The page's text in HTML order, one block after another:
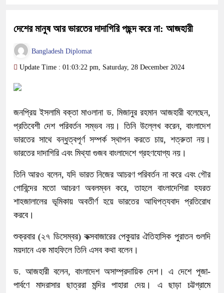
দেশের মানুষ আর ভারতের দাদাগিরি পছন্দ করে না: আজহারী
Bangladesh Diplomat
Update Time : 01:03:22 pm, Saturday, 28 December 2024
জনপ্রিয় ইসলামি বক্তা মাওলানা ড. মিজানুর রহমান আজহারী বলেছেন,
প্রতিবেশী দেশ পরিবর্তন সম্ভব নয়। তিনি উল্লেখ করেন, বাংলাদেশ
ভারতের সাথে বন্ধুত্বপূর্ণ সম্পর্ক স্থাপন করতে চায়, শত্রুতা নয়।
ভারতের দাদাগিরি এবং মিথ্যা গুজব বাংলাদেশে গ্রহণযোগ্য নয়।
তিনি আরও বলেন, যদি ভারত নিজের আচরণ পরিবর্তন না করে এবং গৌর
গোবিন্দের মতো আচরণ অবলম্বন করে, তাহলে বাংলাদেশিরা হযরত
শাহজালালের ভূমিকায় অবতীর্ণ হয়ে ভারতের আধিপত্যবাদ প্রতিরোধ
করবে।
শুক্রবার (২৭ ডিসেম্বর) কক্সবাজারের পেকুয়ার ঐতিহাসিক পুরাতন গুলদি
ময়দানে এক মাহফিলে তিনি এসব কথা বলেন।
ড. আজহারী বলেন, বাংলাদেশ অসাম্প্রদায়িক দেশ। এ দেশে পূজা-
পার্বণে মাদরাসার ছাত্ররা মন্দির পাহারা দেয়। এ ছাড়া চট্টগ্রামে